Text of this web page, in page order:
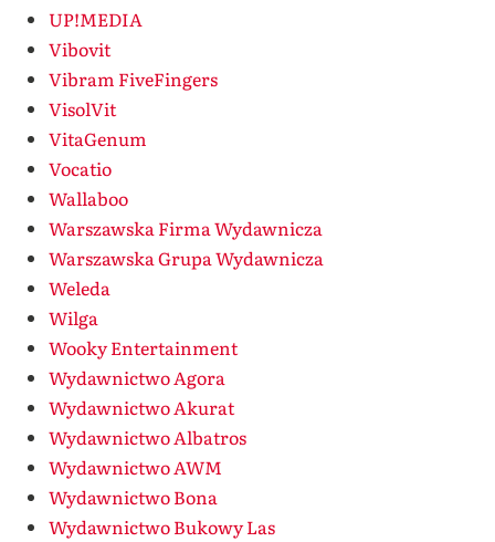
UP!MEDIA
Vibovit
Vibram FiveFingers
VisolVit
VitaGenum
Vocatio
Wallaboo
Warszawska Firma Wydawnicza
Warszawska Grupa Wydawnicza
Weleda
Wilga
Wooky Entertainment
Wydawnictwo Agora
Wydawnictwo Akurat
Wydawnictwo Albatros
Wydawnictwo AWM
Wydawnictwo Bona
Wydawnictwo Bukowy Las